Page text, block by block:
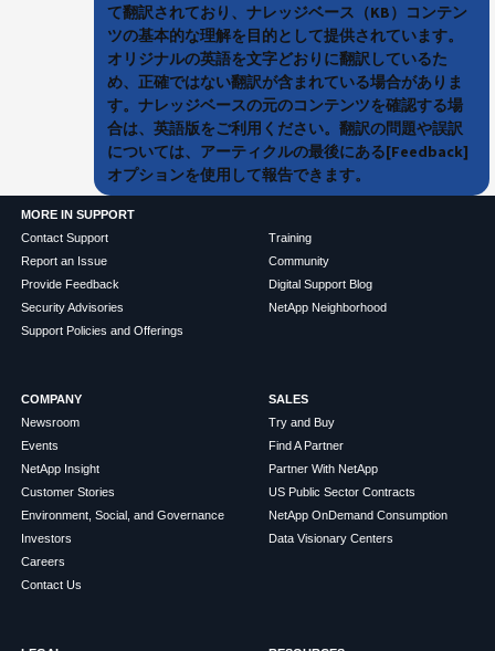
て翻訳されており、ナレッジベース（KB）コンテン
ツの基本的な理解を目的として提供されています。
オリジナルの英語を文字どおりに翻訳しているた
め、正確ではない翻訳が含まれている場合がありま
す。ナレッジベースの元のコンテンツを確認する場
合は、英語版をご利用ください。翻訳の問題や誤訳
については、アーティクルの最後にある[Feedback]
オプションを使用して報告できます。
MORE IN SUPPORT
Contact Support
Report an Issue
Provide Feedback
Security Advisories
Support Policies and Offerings
Training
Community
Digital Support Blog
NetApp Neighborhood
COMPANY
Newsroom
Events
NetApp Insight
Customer Stories
Environment, Social, and Governance
Investors
Careers
Contact Us
SALES
Try and Buy
Find A Partner
Partner With NetApp
US Public Sector Contracts
NetApp OnDemand Consumption
Data Visionary Centers